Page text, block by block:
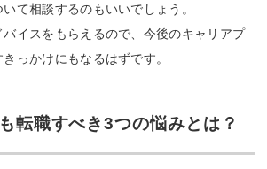
て相談するのもいいでしょう。
イスをもらえるので、今後のキャリアプ
っかけにもなるはずです。
転職すべき3つの悩みとは？